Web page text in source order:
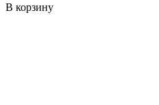
В корзину